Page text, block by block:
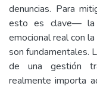
denuncias. Para
esto es clave— la
emocional real con
son fundamentales.
de una gestión
realmente importa